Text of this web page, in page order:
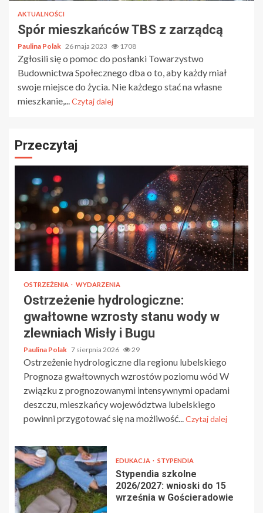
AKTUALNOŚCI
Spór mieszkańców TBS z zarządcą
Paulina Polak 26 maja 2023 1708
Zgłosili się o pomoc do posłanki Towarzystwo
Budownictwa Społecznego dba o to, aby każdy miał
swoje miejsce do życia. Nie każdego stać na własne
mieszkanie,...Czytaj dalej
Przeczytaj
OSTRZEŻENIA WYDARZENIA
Ostrzeżenie hydrologiczne:
gwałtowne wzrosty stanu wody w
zlewniach Wisły i Bugu
Paulina Polak 7 sierpnia 2026 29
Ostrzeżenie hydrologiczne dla regionu lubelskiego
Prognoza gwałtownych wzrostów poziomu wód W
związku z prognozowanymi intensywnymi opadami
deszczu, mieszkańcy województwa lubelskiego
powinni przygotować się na możliwość...Czytaj dalej
EDUKACJA STYPENDIA
Stypendia szkolne
2026/2027: wnioski do 15
września w Gościeradowie